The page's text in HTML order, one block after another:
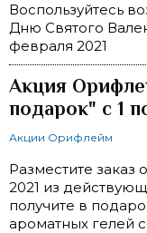
Воспользуйтесь
Дню Святого
февраля 2021
Акция
подарок" с 1
Акции Орифлейм
Разместите заказ
2021 из
получите в
ароматных гелей